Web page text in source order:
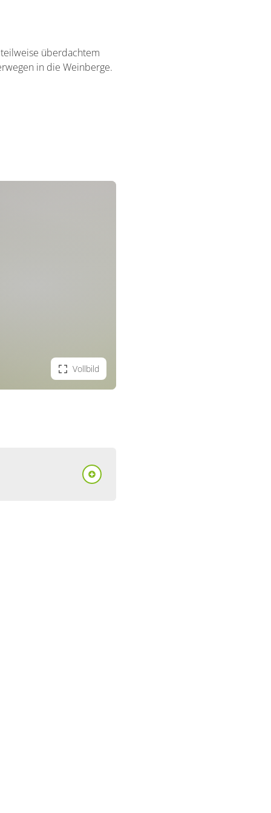
überdachtem
in die Weinberge.
Vollbild